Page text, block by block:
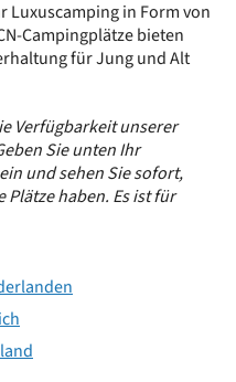
Luxuscamping in Form von
Campingplätze bieten
für Jung und Alt
Verfügbarkeit unserer
Sie unten Ihr
und sehen Sie sofort,
haben. Es ist für